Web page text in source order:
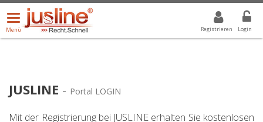
Registrieren Login
Menü
öffnen/schließen
Menü
ALLE DROPDOWN: GEWÄHLTER WERT IST ALLE
JUSLINE - Portal LOGIN
Mit der Registrierung bei JUSLINE erhalten Sie kostenlosen